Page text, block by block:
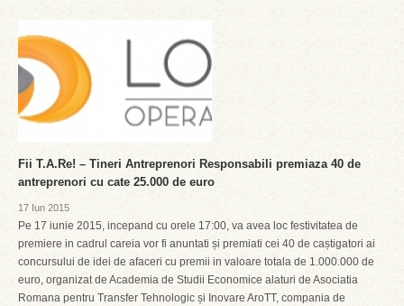
Fii T.A.Re! – Tineri Antreprenori Responsabili premiaza 40 de
antreprenori cu cate 25.000 de euro
17 Iun 2015
Pe 17 iunie 2015, incepand cu orele 17:00, va avea loc festivitatea de
premiere in cadrul careia vor fi anuntati și premiati cei 40 de caștigatori ai
concursului de idei de afaceri cu premii in valoare totala de 1.000.000 de
euro, organizat de Academia de Studii Economice alaturi de Asociatia
Romana pentru Transfer Tehnologic și Inovare AroTT, compania de